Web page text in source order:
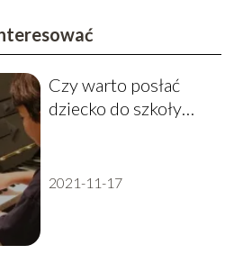
Czy warto posłać
dziecko do szkoły
2021-11-17